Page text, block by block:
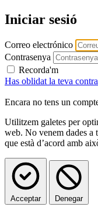
Iniciar sesió
Correo electrónico
Contrasenya
Recorda'm
Has oblidat la teva
Encara no tens un
Utilitzem galetes per
web. No venem dades a
que està d’acord amb
Acceptar Denegar